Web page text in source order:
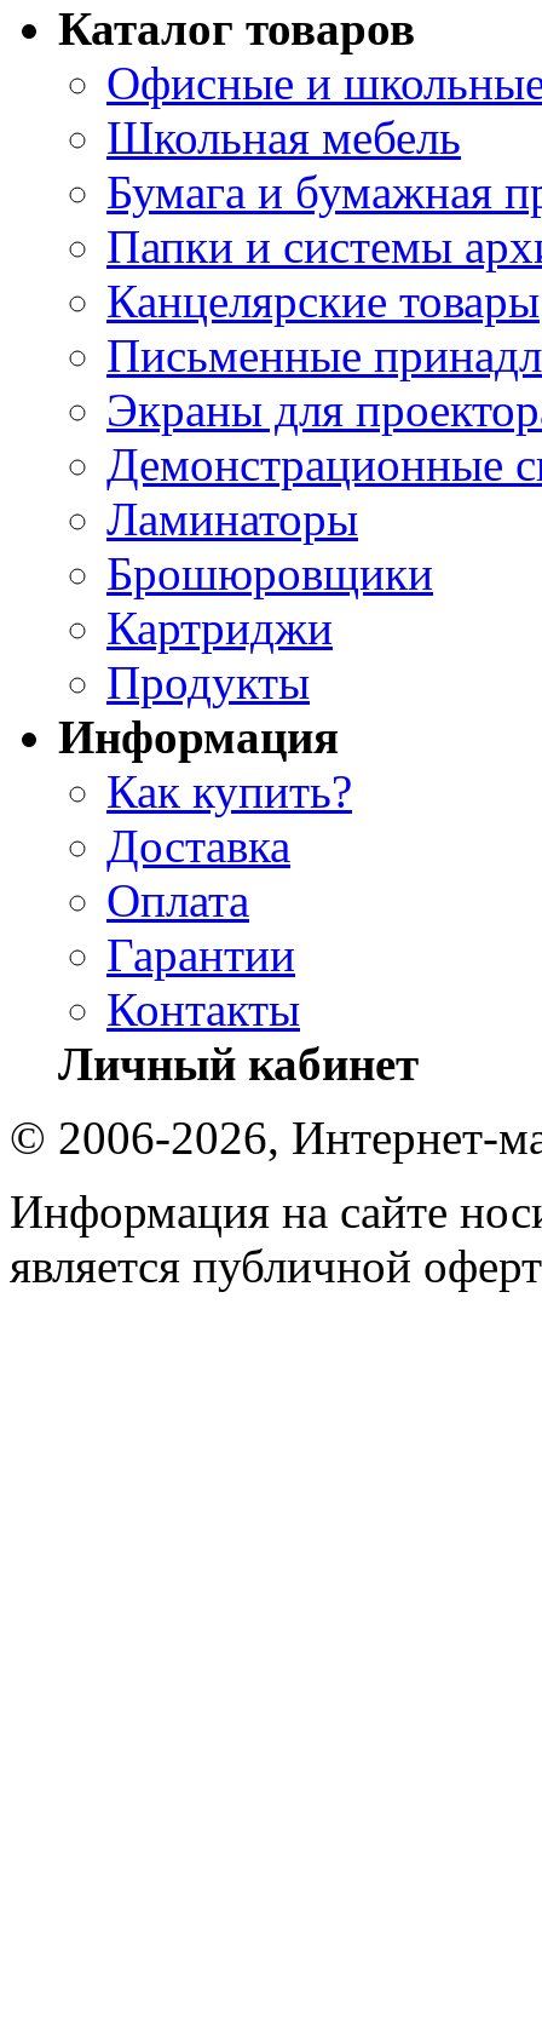
Каталог товаров
Офисные и
Школьная мебель
Бумага и бумажная
Папки и системы
Канцелярские товары
Письменные
Экраны для
Демонстрационные
Ламинаторы
Брошюровщики
Картриджи
Продукты
Информация
Как купить?
Доставка
Оплата
Гарантии
Контакты
Личный кабинет
© 2006-2026, Интернет-
Информация на сайте
является публичной